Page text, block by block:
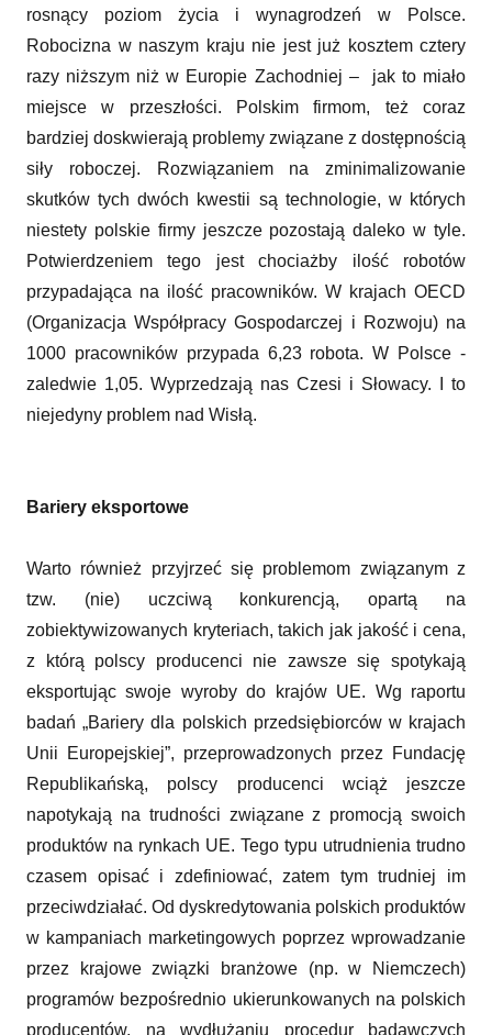
rosnący poziom życia i wynagrodzeń w Polsce.
Robocizna w naszym kraju nie jest już kosztem cztery
razy niższym niż w Europie Zachodniej – jak to miało
miejsce w przeszłości. Polskim firmom, też coraz
bardziej doskwierają problemy związane z dostępnością
siły roboczej. Rozwiązaniem na zminimalizowanie
skutków tych dwóch kwestii są technologie, w których
niestety polskie firmy jeszcze pozostają daleko w tyle.
Potwierdzeniem tego jest chociażby ilość robotów
przypadająca na ilość pracowników. W krajach OECD
(Organizacja Współpracy Gospodarczej i Rozwoju) na
1000 pracowników przypada 6,23 robota. W Polsce -
zaledwie 1,05. Wyprzedzają nas Czesi i Słowacy. I to
niejedyny problem nad Wisłą.
Bariery eksportowe
Warto również przyjrzeć się problemom związanym z
tzw. (nie) uczciwą konkurencją, opartą na
zobiektywizowanych kryteriach, takich jak jakość i cena,
z którą polscy producenci nie zawsze się spotykają
eksportując swoje wyroby do krajów UE. Wg raportu
badań „Bariery dla polskich przedsiębiorców w krajach
Unii Europejskiej”, przeprowadzonych przez Fundację
Republikańską, polscy producenci wciąż jeszcze
napotykają na trudności związane z promocją swoich
produktów na rynkach UE. Tego typu utrudnienia trudno
czasem opisać i zdefiniować, zatem tym trudniej im
przeciwdziałać. Od dyskredytowania polskich produktów
w kampaniach marketingowych poprzez wprowadzanie
przez krajowe związki branżowe (np. w Niemczech)
programów bezpośrednio ukierunkowanych na polskich
producentów, na wydłużaniu procedur badawczych